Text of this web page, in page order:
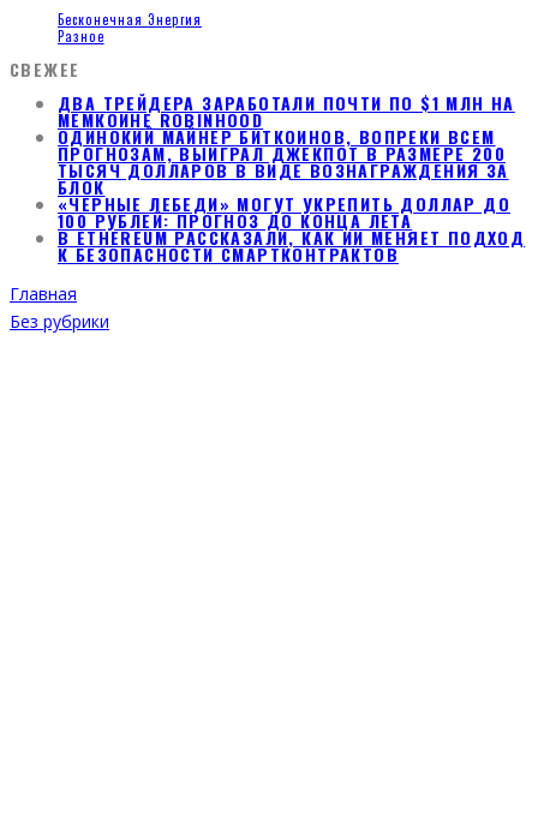
Бесконечная Энергия
Разное
СВЕЖЕЕ
ДВА ТРЕЙДЕРА ЗАРАБОТАЛИ ПОЧТИ ПО $1 МЛН НА
МЕМКОИНЕ ROBINHOOD
ОДИНОКИЙ МАЙНЕР БИТКОИНОВ, ВОПРЕКИ ВСЕМ
ПРОГНОЗАМ, ВЫИГРАЛ ДЖЕКПОТ В РАЗМЕРЕ 200
ТЫСЯЧ ДОЛЛАРОВ В ВИДЕ ВОЗНАГРАЖДЕНИЯ ЗА
БЛОК
«ЧЕРНЫЕ ЛЕБЕДИ» МОГУТ УКРЕПИТЬ ДОЛЛАР ДО
100 РУБЛЕЙ: ПРОГНОЗ ДО КОНЦА ЛЕТА
В ETHEREUM РАССКАЗАЛИ, КАК ИИ МЕНЯЕТ ПОДХОД
К БЕЗОПАСНОСТИ СМАРТКОНТРАКТОВ
Главная
Без рубрики